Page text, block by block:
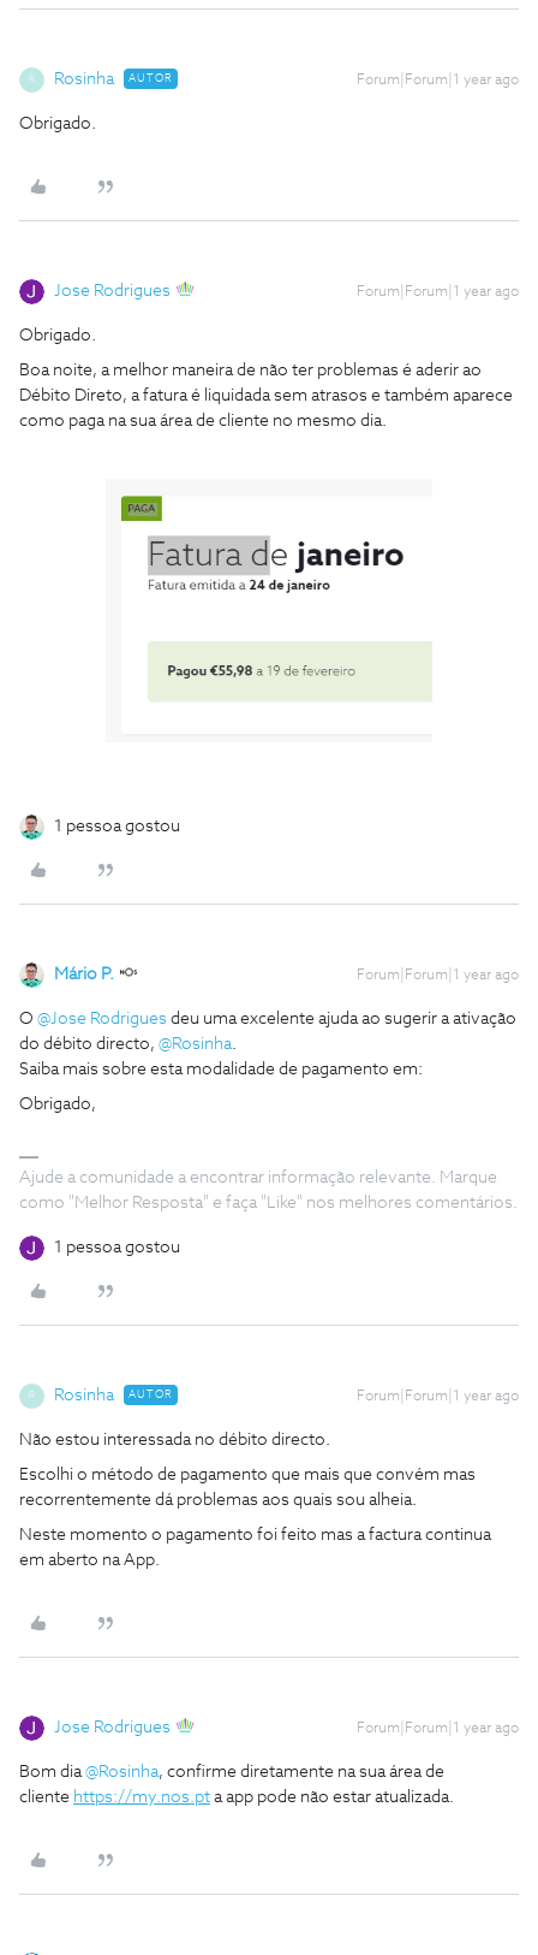
R Rosinha AUTOR Forum|Forum|1 year ago
Obrigado.
Jose Rodrigues Forum|Forum|1 year ago
Obrigado.
Boa noite, a melhor maneira de não ter problemas é aderir ao
Débito Direto, a fatura é liquidada sem atrasos e também aparece
como paga na sua área de cliente no mesmo dia.
1 pessoa gostou
Mário P. Forum|Forum|1 year ago
O ​ @Jose Rodrigues deu uma excelente ajuda ao sugerir a ativação
do débito directo, ​ @Rosinha
Saiba mais sobre esta modalidade de pagamento em:
Obrigado,
Ajude a comunidade a encontrar informação relevante. Marque
como "Melhor Resposta" e faça "Like" nos melhores comentários.
1 pessoa gostou
R Rosinha AUTOR Forum|Forum|1 year ago
Não estou interessada no débito directo.
Escolhi o método de pagamento que mais que convém mas
recorrentemente dá problemas aos quais sou alheia.
Neste momento o pagamento foi feito mas a factura continua
em aberto na App.
Jose Rodrigues Forum|Forum|1 year ago
Bom dia ​ @Rosinha, confirme diretamente na sua área de
cliente https://my.nos.pt a app pode não estar atualizada.